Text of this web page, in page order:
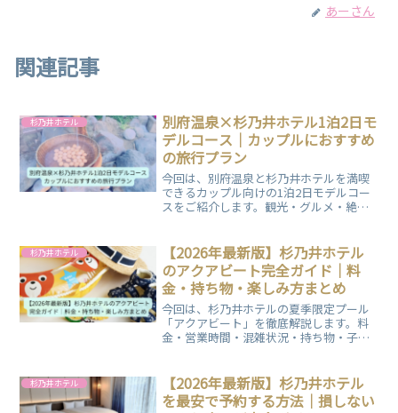
あーさん
関連記事
杉乃井ホテル
別府温泉×杉乃井ホテル1泊2日モ
デルコース｜カップルにおすすめ
の旅行プラン
今回は、別府温泉と杉乃井ホテルを満喫
できるカップル向けの1泊2日モデルコー
スをご紹介します。観光・グルメ・絶景
やご家族での旅行にも活用できるプラン
となっておりますので、ぜひご覧くださ
い。
杉乃井ホテル
【2026年最新版】杉乃井ホテル
のアクアビート完全ガイド｜料
金・持ち物・楽しみ方まとめ
今回は、杉乃井ホテルの夏季限定プール
「アクアビート」を徹底解説します。料
金・営業時間・混雑状況・持ち物・子連
ご覧ください！
杉乃井ホテル
【2026年最新版】杉乃井ホテル
を最安で予約する方法｜損しない